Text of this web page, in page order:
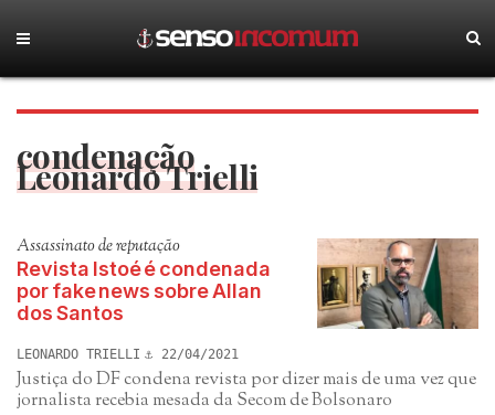
condenação
Leonardo Trielli
Assassinato de reputação
Revista Istoé é condenada
por fake news sobre Allan
dos Santos
LEONARDO TRIELLI 22/04/2021
Justiça do DF condena revista por dizer mais de uma vez que
jornalista recebia mesada da Secom de Bolsonaro